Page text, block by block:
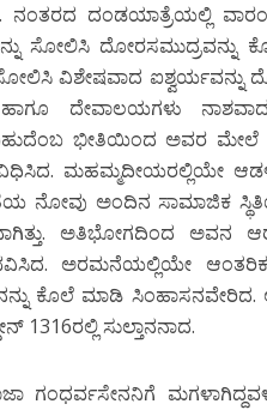
ನಂತರದ ದಂಡಯಾತ್ರೆಯಲ್ಲಿ
ಸೋಲಿಸಿ
ಸೋಲಿಸಿ ವಿಶೇಷವಾದ
ದೇವಾಲಯಗಳು
ಭೀತಿಯಿಂದ ಅವರ ಮೇಲೆ
ವಿಧಿಸಿದ. ಮಹಮ್ಮದೀಯರಲ್ಲಿಯೇ
ಅಂದಿನ ಸಾಮಾಜಿಕ ಸ್ಥಿತಿಯ
ಅತಿಭೋಗದಿಂದ ಅವನ
ಅರಮನೆಯಲ್ಲಿಯೇ
ಕೊಲೆ ಮಾಡಿ
1316ರಲ್ಲಿ ಸುಲ್ತಾನನಾದ.
ಗಂಧರ್ವಸೇನನಿಗೆ